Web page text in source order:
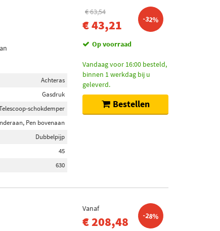
Achteras
Gasdruk
schokdemper
Pen bovenaan
Dubbelpijp
45
630
€ 63,54
€ 43,21 -32%
Op voorraad
Vandaag voor 16:00 besteld,
binnen 1 werkdag bij u
geleverd.
Bestellen
Vanaf
€ 208,48 -28%